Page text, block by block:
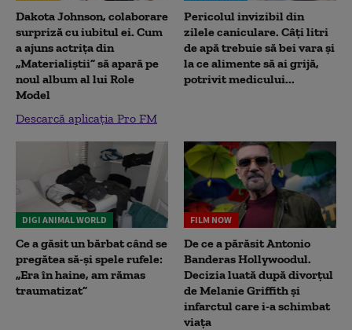
Dakota Johnson, colaborare
surpriză cu iubitul ei. Cum
a ajuns actrița din
„Materialiștii” să apară pe
noul album al lui Role
Model
Descarcă aplicația Pro FM
Pericolul invizibil din
zilele caniculare. Câți litri
de apă trebuie să bei vara și
la ce alimente să ai grijă,
potrivit medicului...
DIGI ANIMAL WORLD
Ce a găsit un bărbat când se
pregătea să-și spele rufele:
„Era în haine, am rămas
traumatizat”
FILM NOW
De ce a părăsit Antonio
Banderas Hollywoodul.
Decizia luată după divorțul
de Melanie Griffith și
infarctul care i-a schimbat
viața